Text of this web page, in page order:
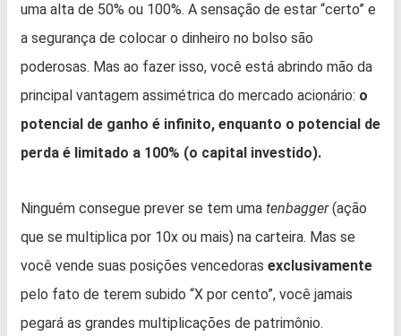
uma alta de 50% ou 100%. A sensação de estar “certo” e
a segurança de colocar o dinheiro no bolso são
poderosas. Mas ao fazer isso, você está abrindo mão da
principal vantagem assimétrica do mercado acionário: o
potencial de ganho é infinito, enquanto o potencial de
perda é limitado a 100% (o capital investido).
Ninguém consegue prever se tem uma tenbagger(ação
que se multiplica por 10x ou mais) na carteira. Mas se
você vende suas posições vencedoras exclusivamente
pelo fato de terem subido “X por cento”, você jamais
pegará as grandes multiplicações de patrimônio.